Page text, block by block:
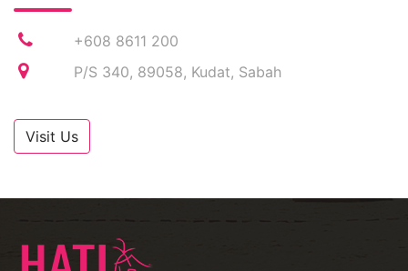
+608 8611 200
P/S 340, 89058, Kudat, Sabah
Visit Us